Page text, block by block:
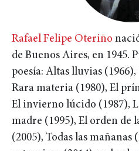
Rafael Felipe Oteriño
de Buenos Aires, en 1945.
poesía: Altas lluvias
Rara materia (1980), El
El invierno lúcido (1987),
madre (1995), El orden de
(2005), Todas las mañanas